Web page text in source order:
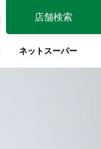
店舗検索
ネットスーパー